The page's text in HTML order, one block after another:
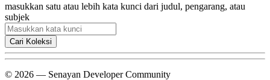
masukkan satu atau lebih kata kunci dari judul, pengarang, atau
subjek
Cari Koleksi
© 2026 — Senayan Developer Community